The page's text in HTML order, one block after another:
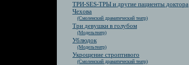
ТРИ-SES-ТРЫ и другие пациенты доктора
Чехова
(Смоленский драматический театр)
Три девушки в голубом
(Модельтеатр)
Ублюдок
(Модельтеатр)
Укрощение строптивого
(Смоленский драматический театр)